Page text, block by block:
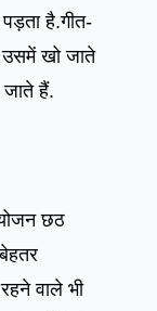
है.गीत-
खो जाते
हैं.
छठ
वाले भी